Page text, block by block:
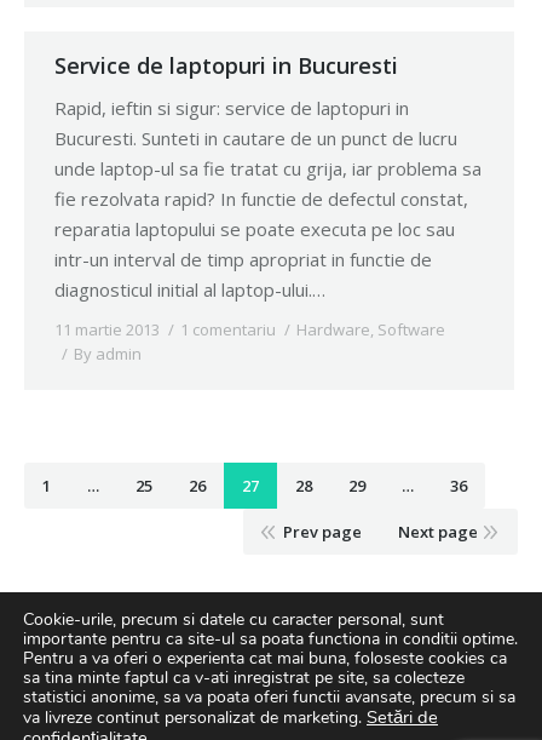
Service de laptopuri in Bucuresti
Rapid, ieftin si sigur: service de laptopuri in
Bucuresti. Sunteti in cautare de un punct de lucru
unde laptop-ul sa fie tratat cu grija, iar problema sa
fie rezolvata rapid? In functie de defectul constat,
reparatia laptopului se poate executa pe loc sau
intr-un interval de timp apropriat in functie de
diagnosticul initial al laptop-ului.…
11 martie 2013 1 comentariu Hardware, Software
By admin
1 … 25 26 27 28 29 … 36
Prev page Next page
Cookie-urile, precum si datele cu caracter personal, sunt
importante pentru ca site-ul sa poata functiona in conditii optime.
Pentru a va oferi o experienta cat mai buna, foloseste cookies ca
sa tina minte faptul ca v-ati inregistrat pe site, sa colecteze
statistici anonime, sa va poata oferi functii avansate, precum si sa
va livreze continut personalizat de marketing. Setări de